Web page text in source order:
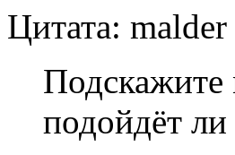
Цитата: malder
Подскажите
подойдёт ли